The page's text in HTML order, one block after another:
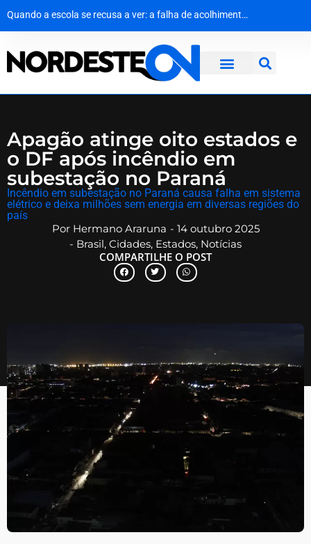
Quando a escola se recusa a ver: a falha de acolhimento diante do abuso escolar
Justiça da Paraíba decide que recoleta de sangue em bebê é medida de segurança e não gera dano moral
Agevisa celebra Dia Nacional da Vigilância Sanitária e reforça compromisso com a defesa da saúde pública
Do palco do ‘É o Tchan’ aos canteiros de obras no Canadá: a virada de vida de Jacaré
Apagão atinge oito estados e
o DF após incêndio em
subestação no Paraná
Incêndio em subestação no Paraná causa falha em sistema
elétrico e deixa milhões sem energia em diversas regiões do
país
PorHermano Araruna - 14 outubro 2025
- Brasil, Cidades, Estados, Notícias
COMPARTILHE O POST